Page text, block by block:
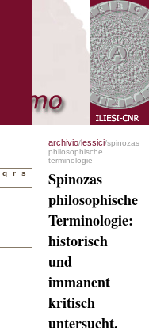
q r
s
archivio/lessici/spinozas
philosophische
terminologie
Spinozas
philosophische
Terminologie:
historisch
und
immanent
kritisch
untersucht.